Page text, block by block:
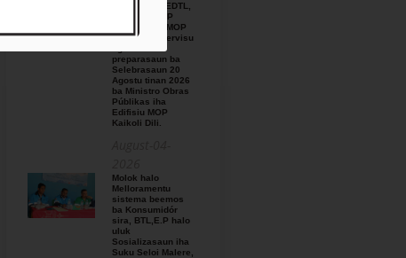
BTL, E.P ho EDTL,
E.P no IGE I.P
enkontru ho MOP
hodi relata servisu
preparasaun ba
Selebrasaun 20
Agostu tinan 2026
ba Ministro Obras
Públikas iha
Edifisiu MOP
Kaikoli Dili.
Molok halo
Melloramentu
sistema beemos
ba Konsumidór
sira, BTL,E.P halo
uluk
Sosializasaun iha
Suku Seloi Malere,